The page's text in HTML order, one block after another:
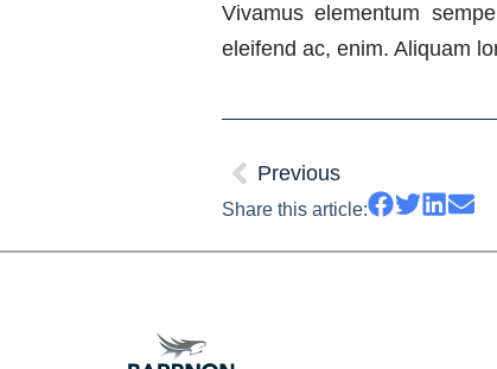
Vivamus elementum
eleifend ac, enim. Aliquam
Previous
Share this article: